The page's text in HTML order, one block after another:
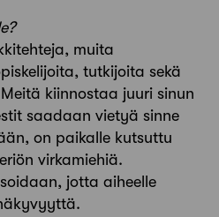
muita
tutkijoita sekä
kiinnostaa juuri sinun
saadaan vietyä sinne
on paikalle kutsuttu
virkamiehiä.
jotta aiheelle